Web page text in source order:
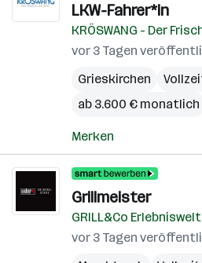
LKW-Fahrer*in
KRÖSWANG - Der
vor 3 Tagen
Grieskirchen
ab 3.600 € monatlich
Merken
Grillmeister
GRILL&Co Erlebniswelt
vor 3 Tagen